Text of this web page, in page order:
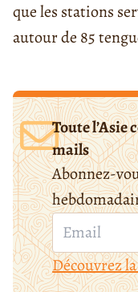
que les stations
autour de 85
Toute l’Asie
mails
Abonnez-
Découvrez